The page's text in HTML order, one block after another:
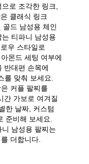
로 조각한 링크,
클래식 링크
드 남성용 체인
티파니 남성용
우 스타일로
몬드 세팅 여부에
반대편 손목에
를 맞춰 보세요.
커플 팔찌를
간 가보로 여겨질
한 날짜, 커스텀
준비해 보세요.
남성용 팔찌는
더합니다.